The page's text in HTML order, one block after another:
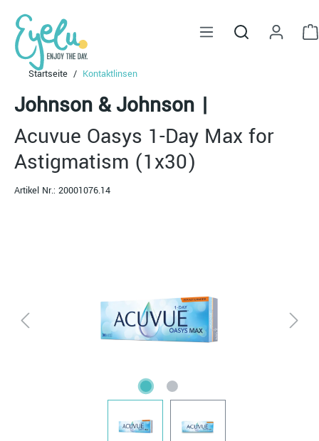
springen
Startseite Kontaktlinsen
Johnson & Johnson |
Acuvue Oasys 1-Day Max for
Astigmatism (1x30)
Artikel Nr.: 20001076.14